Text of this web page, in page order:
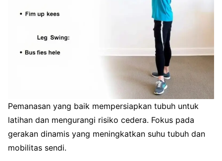
Pemanasan yang baik mempersiapkan tubuh untuk
latihan dan mengurangi risiko cedera. Fokus pada
gerakan dinamis yang meningkatkan suhu tubuh dan
mobilitas sendi.